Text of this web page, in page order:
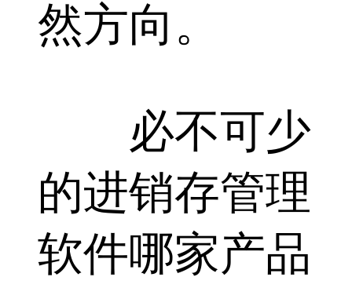
然方向。
必不可少
的进销存管理
软件哪家产品